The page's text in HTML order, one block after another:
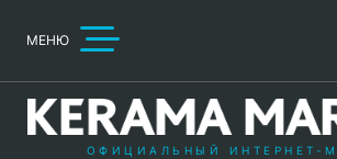
МЕНЮ
ОФИЦИАЛЬНЫЙ ИНТЕРНЕТ-